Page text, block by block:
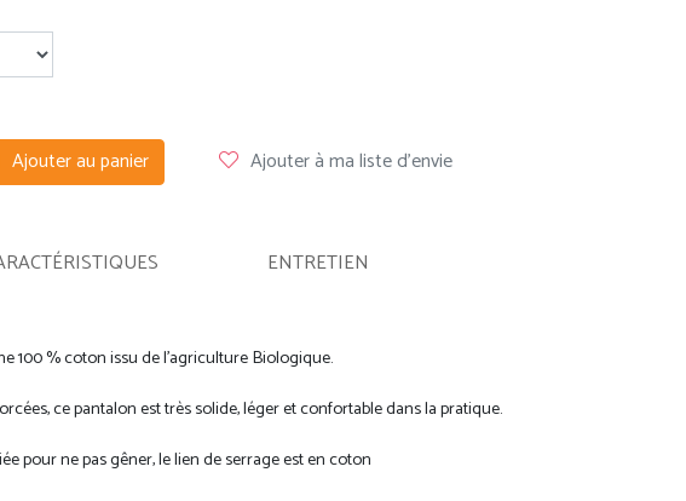
Ajouter au panier Ajouter à ma liste d'envie
ENTRETIEN
100 % coton issu de l'agriculture Biologique.
ce pantalon est très solide, léger et confortable dans la pratique.
pour ne pas gêner, le lien de serrage est en coton